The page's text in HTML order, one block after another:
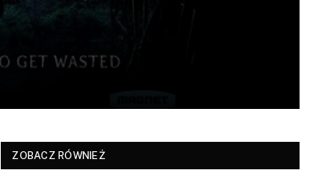
ZOBACZ RÓWNIEŻ